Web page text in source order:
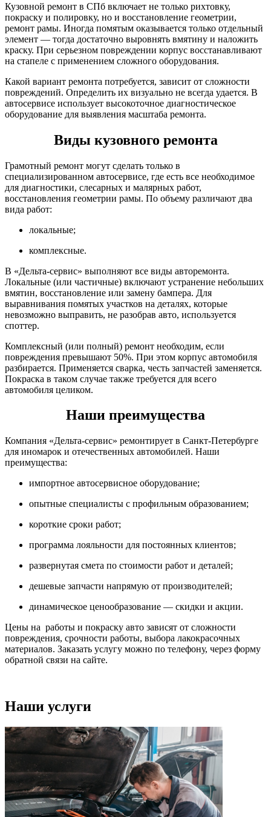
Кузовной ремонт в СПб включает не только рихтовку,
покраску и полировку, но и восстановление геометрии,
ремонт рамы. Иногда помятым оказывается только отдельный
элемент — тогда достаточно выровнять вмятину и наложить
краску. При серьезном повреждении корпус восстанавливают
на стапеле с применением сложного оборудования.
Какой вариант ремонта потребуется, зависит от сложности
повреждений. Определить их визуально не всегда удается. В
автосервисе использует высокоточное диагностическое
оборудование для выявления масштаба ремонта.
Виды кузовного ремонта
Грамотный ремонт могут сделать только в
специализированном автосервисе, где есть все необходимое
для диагностики, слесарных и малярных работ,
восстановления геометрии рамы. По объему различают два
вида работ:
локальные;
комплексные.
В «Дельта-сервис» выполняют все виды авторемонта.
Локальные (или частичные) включают устранение небольших
вмятин, восстановление или замену бампера. Для
выравнивания помятых участков на деталях, которые
невозможно выправить, не разобрав авто, используется
споттер.
Комплексный (или полный) ремонт необходим, если
повреждения превышают 50%. При этом корпус автомобиля
разбирается. Применяется сварка, честь запчастей заменяется.
Покраска в таком случае также требуется для всего
автомобиля целиком.
Наши преимущества
Компания «Дельта-сервис» ремонтирует в Санкт-Петербурге
для иномарок и отечественных автомобилей. Наши
преимущества:
импортное автосервисное оборудование;
опытные специалисты с профильным образованием;
короткие сроки работ;
программа лояльности для постоянных клиентов;
развернутая смета по стоимости работ и деталей;
дешевые запчасти напрямую от производителей;
динамическое ценообразование — скидки и акции.
Цены на работы и покраску авто зависят от сложности
повреждения, срочности работы, выбора лакокрасочных
материалов. Заказать услугу можно по телефону, через форму
обратной связи на сайте.
Наши услуги